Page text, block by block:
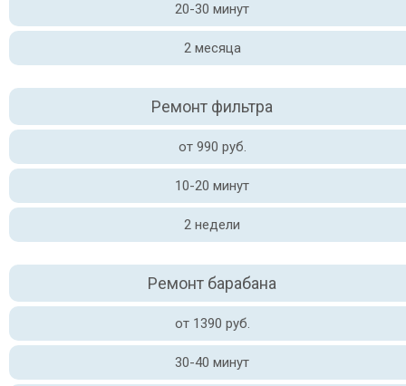
20-30 минут
2 месяца
Ремонт фильтра
от 990 руб.
10-20 минут
2 недели
Ремонт барабана
от 1390 руб.
30-40 минут